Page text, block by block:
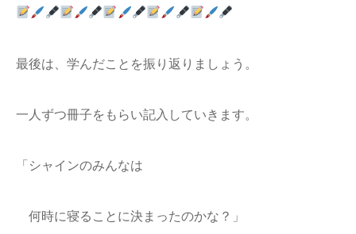
最後は、学んだことを振り返りましょう。
一人ずつ冊子をもらい記入していきます。
「シャインのみんなは
何時に寝ることに決まったのかな？」